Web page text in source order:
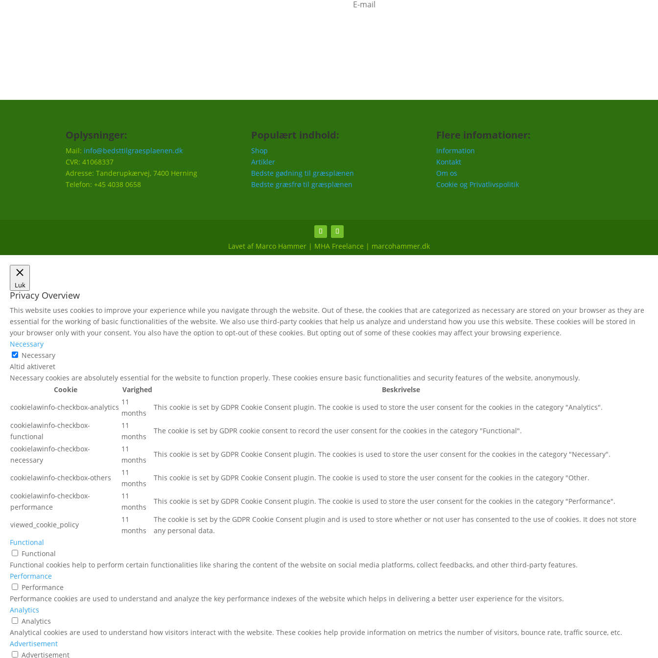
Oplysninger:
Mail: info@bedsttilgraesplaenen.dk
CVR: 41068337
Adresse: Tanderupkærvej, 7400 Herning
Telefon: +45 4038 0658
Populært indhold:
Shop
Artikler
Bedste gødning til græsplænen
Bedste græsfrø til græsplænen
Flere infomationer:
Information
Kontakt
Om os
Cookie og Privatlivspolitik
Lavet af Marco Hammer | MHA Freelance | marcohammer.dk
Luk
Privacy Overview
This website uses cookies to improve your experience while you navigate through the website. Out of these, the cookies that are categorized as necessary are stored on your browser as they are
essential for the working of basic functionalities of the website. We also use third-party cookies that help us analyze and understand how you use this website. These cookies will be stored in
your browser only with your consent. You also have the option to opt-out of these cookies. But opting out of some of these cookies may affect your browsing experience.
Necessary
Necessary
Altid aktiveret
Necessary cookies are absolutely essential for the website to function properly. These cookies ensure basic functionalities and security features of the website, anonymously.
Cookie
Varighed
Beskrivelse
cookielawinfo-checkbox-analytics
11
months
This cookie is set by GDPR Cookie Consent plugin. The cookie is used to store the user consent for the cookies in the category "Analytics".
cookielawinfo-checkbox-
functional
11
months
The cookie is set by GDPR cookie consent to record the user consent for the cookies in the category "Functional".
cookielawinfo-checkbox-
necessary
11
months
This cookie is set by GDPR Cookie Consent plugin. The cookies is used to store the user consent for the cookies in the category "Necessary".
cookielawinfo-checkbox-others
11
months
This cookie is set by GDPR Cookie Consent plugin. The cookie is used to store the user consent for the cookies in the category "Other.
cookielawinfo-checkbox-
performance
11
months
This cookie is set by GDPR Cookie Consent plugin. The cookie is used to store the user consent for the cookies in the category "Performance".
viewed_cookie_policy
11
months
The cookie is set by the GDPR Cookie Consent plugin and is used to store whether or not user has consented to the use of cookies. It does not store
any personal data.
Functional
Functional
Functional cookies help to perform certain functionalities like sharing the content of the website on social media platforms, collect feedbacks, and other third-party features.
Performance
Performance
Performance cookies are used to understand and analyze the key performance indexes of the website which helps in delivering a better user experience for the visitors.
Analytics
Analytics
Analytical cookies are used to understand how visitors interact with the website. These cookies help provide information on metrics the number of visitors, bounce rate, traffic source, etc.
Advertisement
Advertisement